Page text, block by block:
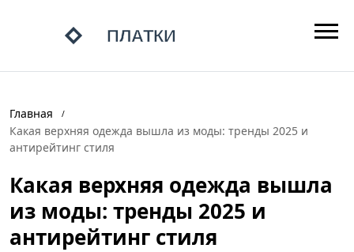
Главная
Какая верхняя одежда вышла из моды: тренды 2025 и
антирейтинг стиля
Какая верхняя одежда вышла
из моды: тренды 2025 и
антирейтинг стиля